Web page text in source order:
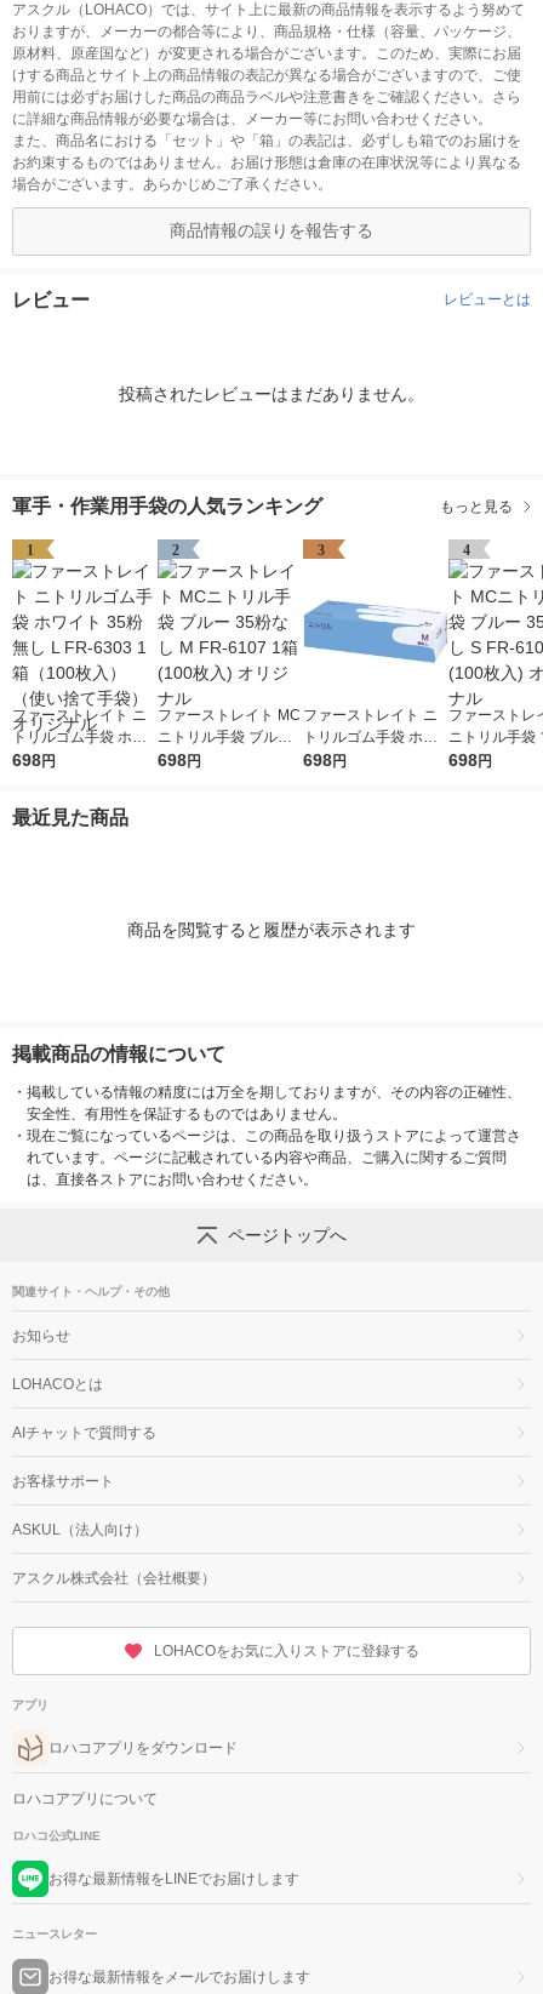
アスクル（LOHACO）では、サイト上に最新の商品情報を表示するよう努めて
おりますが、メーカーの都合等により、商品規格・仕様（容量、パッケージ、
原材料、原産国など）が変更される場合がございます。このため、実際にお届
けする商品とサイト上の商品情報の表記が異なる場合がございますので、ご使
用前には必ずお届けした商品の商品ラベルや注意書きをご確認ください。さら
に詳細な商品情報が必要な場合は、メーカー等にお問い合わせください。
また、商品名における「セット」や「箱」の表記は、必ずしも箱でのお届けを
お約束するものではありません。お届け形態は倉庫の在庫状況等により異なる
場合がございます。あらかじめご了承ください。
商品情報の誤りを報告する
レビュー レビューとは
投稿されたレビューはまだありません。
軍手・作業用手袋の人気ランキング もっと見る
1
ファーストレイト ニ
トリルゴム手袋 ホワ
イト 35粉無し L FR-6
リジナル
698円
2
ファーストレイト MC
ニトリル手袋 ブルー
35粉なし M FR-6107
698円
3
ファーストレイト ニ
トリルゴム手袋 ホワ
イト 35粉無し M FR-6
698円
4
ファーストレ
ニトリル手袋
35粉なし S
698円
最近見た商品
商品を閲覧すると履歴が表示されます
掲載商品の情報について
・ 掲載している情報の精度には万全を期しておりますが、その内容の正確性、
安全性、有用性を保証するものではありません。
・ 現在ご覧になっているページは、この商品を取り扱うストアによって運営さ
れています。ページに記載されている内容や商品、ご購入に関するご質問
は、直接各ストアにお問い合わせください。
ページトップへ
関連サイト・ヘルプ・その他
お知らせ
LOHACOとは
AIチャットで質問する
お客様サポート
ASKUL（法人向け）
アスクル株式会社（会社概要）
LOHACOをお気に入りストアに登録する
アプリ
ロハコアプリをダウンロード
ロハコアプリについて
ロハコ公式LINE
お得な最新情報をLINEでお届けします
ニュースレター
お得な最新情報をメールでお届けします